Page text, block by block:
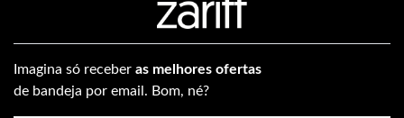
Imagina só receber as melhores ofertas
de bandeja por email. Bom, né?